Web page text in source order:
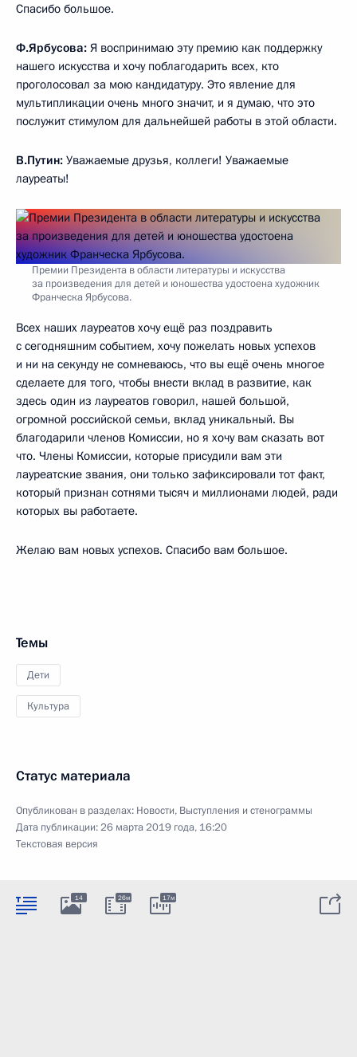
Спасибо большое.
Ф.Ярбусова: Я воспринимаю эту премию как поддержку
нашего искусства и хочу поблагодарить всех, кто
проголосовал за мою кандидатуру. Это явление для
мультипликации очень много значит, и я думаю, что это
послужит стимулом для дальнейшей работы в этой области.
В.Путин: Уважаемые друзья, коллеги! Уважаемые
лауреаты!
Премии Президента в области литературы и искусства
за произведения для детей и юношества удостоена художник
Франческа Ярбусова.
Всех наших лауреатов хочу ещё раз поздравить
с сегодняшним событием, хочу пожелать новых успехов
и ни на секунду не сомневаюсь, что вы ещё очень многое
сделаете для того, чтобы внести вклад в развитие, как
здесь один из лауреатов говорил, нашей большой,
огромной российской семьи, вклад уникальный. Вы
благодарили членов Комиссии, но я хочу вам сказать вот
что. Члены Комиссии, которые присудили вам эти
лауреатские звания, они только зафиксировали тот факт,
который признан сотнями тысяч и миллионами людей, ради
которых вы работаете.
Желаю вам новых успехов. Спасибо вам большое.
Темы
Дети
Культура
Статус материала
Опубликован в разделах: Новости, Выступления и стенограммы
Дата публикации:26 марта 2019 года, 16:20
Текстовая версия
14 26м 17м